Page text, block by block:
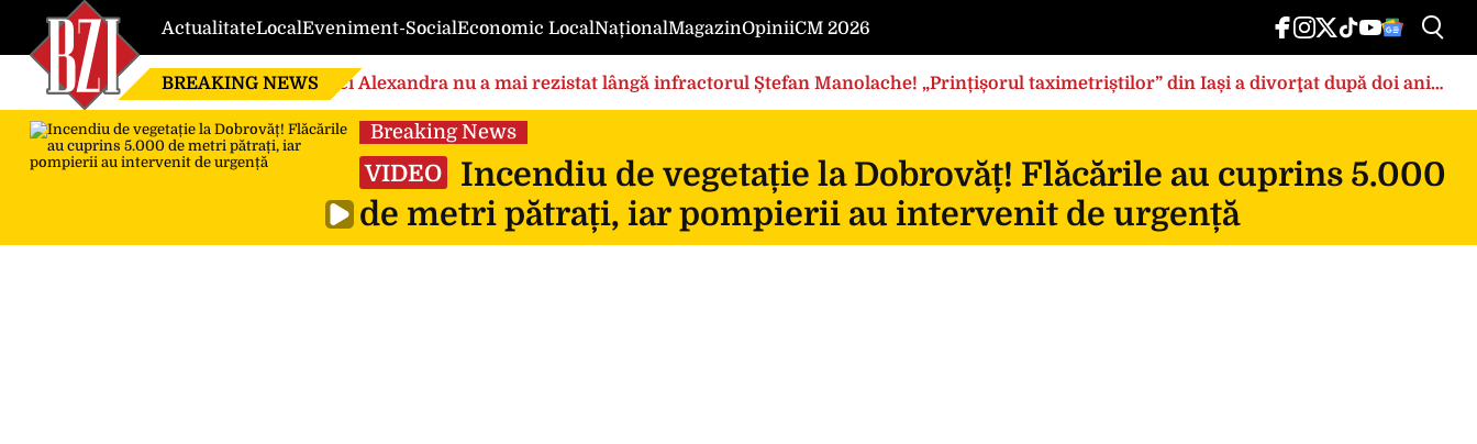
ActualitateLocalEveniment-SocialEconomic LocalNaționalMagazinOpiniiCM 2026
BREAKING NEWS Nici Alexandra nu a mai rezistat lângă infractorul Ștefan Manolache! „Prințișorul taximetriștilor” din Iași a divorţat după doi ani
de căsnicie
Breaking News
VIDEO
Incendiu de vegetație la Dobrovăț! Flăcările au cuprins 5.000
de metri pătrați, iar pompierii au intervenit de urgență